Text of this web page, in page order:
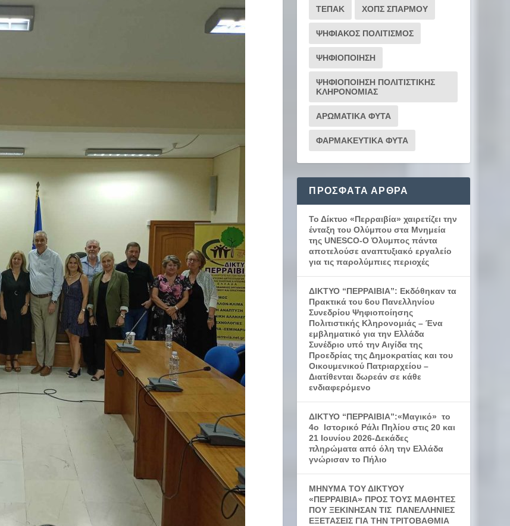
ΤΕΠΑΚ ΧΟΠΣ ΣΠΑΡΜΟΥ
ΨΗΦΙΑΚΟΣ ΠΟΛΙΤΙΣΜΟΣ
ΨΗΦΙΟΠΟΙΗΣΗ
ΨΗΦΙΟΠΟΙΗΣΗ ΠΟΛΙΤΙΣΤΙΚΗΣ
ΚΛΗΡΟΝΟΜΙΑΣ
ΑΡΩΜΑΤΙΚΑ ΦΥΤΑ
ΦΑΡΜΑΚΕΥΤΙΚΑ ΦΥΤΑ
ΠΡΌΣΦΑΤΑ ΆΡΘΡΑ
Το Δίκτυο «Περραιβία» χαιρετίζει την
ένταξη του Ολύμπου στα Μνημεία
της UNESCO-Ο Όλυμπος πάντα
αποτελούσε αναπτυξιακό εργαλείο
για τις παρολύμπιες περιοχές
ΔΙΚΤΥΟ “ΠΕΡΡΑΙΒΙΑ”: Εκδόθηκαν τα
Πρακτικά του 6ου Πανελληνίου
Συνεδρίου Ψηφιοποίησης
Πολιτιστικής Κληρονομιάς – Ένα
εμβληματικό για την Ελλάδα
Συνέδριο υπό την Αιγίδα της
Προεδρίας της Δημοκρατίας και του
Οικουμενικού Πατριαρχείου –
Διατίθενται δωρεάν σε κάθε
ενδιαφερόμενο
ΔΙΚΤΥΟ “ΠΕΡΡΑΙΒΙΑ”:«Μαγικό» το
4ο Ιστορικό Ράλι Πηλίου στις 20 και
21 Ιουνίου 2026-Δεκάδες
πληρώματα από όλη την Ελλάδα
γνώρισαν το Πήλιο
ΜΗΝΥΜΑ ΤΟΥ ΔΙΚΤΥΟΥ
«ΠΕΡΡΑΙΒΙΑ» ΠΡΟΣ ΤΟΥΣ ΜΑΘΗΤΕΣ
ΠΟΥ ΞΕΚΙΝΗΣΑΝ ΤΙΣ ΠΑΝΕΛΛΗΝΙΕΣ
ΕΞΕΤΑΣΕΙΣ ΓΙΑ ΤΗΝ ΤΡΙΤΟΒΑΘΜΙΑ